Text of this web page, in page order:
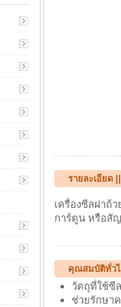
รายละเอียด
เครื่องซีลฝาถ้
การ์ตูน หรือสั
คุณสมบัติทั่วไ
วัตถุที่ใช้ซี
ช่วยรักษา